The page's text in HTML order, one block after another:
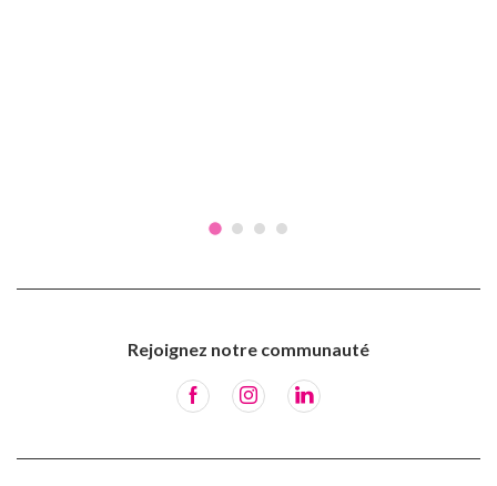
Rejoignez notre communauté